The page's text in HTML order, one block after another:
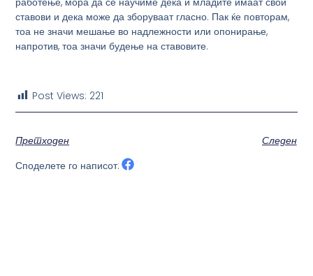
ставови и дека може да зборуваат гласно. Пак ќе повторам,
тоа не значи мешање во надлежности или опонирање,
напротив, тоа значи будење на ставовите.
Post Views: 221
Претходен
Следен
Споделете го написот: